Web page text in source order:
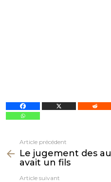
plus
Article précédent
Le jugement des
avait un fils
Article suivant